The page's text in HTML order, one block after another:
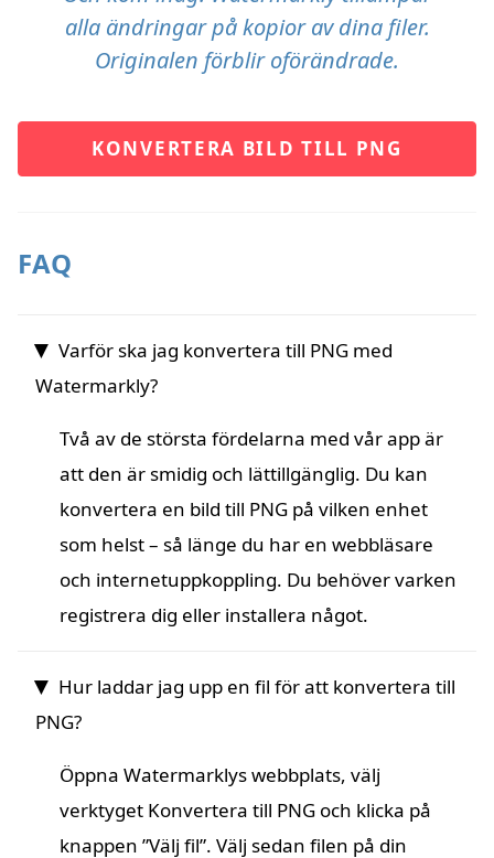
alla ändringar på kopior av dina filer.
Originalen förblir oförändrade.
KONVERTERA BILD TILL PNG
FAQ
Varför ska jag konvertera till PNG med
Watermarkly?
Två av de största fördelarna med vår app är
att den är smidig och lättillgänglig. Du kan
konvertera en bild till PNG på vilken enhet
som helst – så länge du har en webbläsare
och internetuppkoppling. Du behöver varken
registrera dig eller installera något.
Hur laddar jag upp en fil för att konvertera till
PNG?
Öppna Watermarklys webbplats, välj
verktyget Konvertera till PNG och klicka på
knappen ”Välj fil”. Välj sedan filen på din